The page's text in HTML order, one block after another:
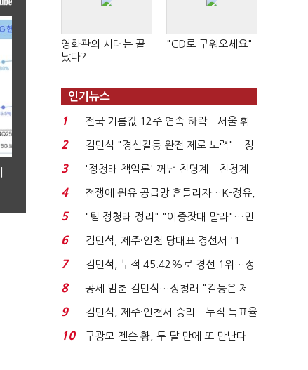
영화관의 시대는 끝
났다?
"CD로 구워오세요"
인기뉴스
1
전국 기름값 12주 연속 하락…서울 휘
발윳값 1909원...
2
김민석 "경선갈등 완전 제로 노력"…정
청래 "반명 공세 사...
3
'정청래 책임론' 꺼낸 친명계…친청계
는 추가투표 때리기...
4
전쟁에 원유 공급망 흔들리자…K-정유,
에너지안보 핵심...
5
"팀 정청래 정리" "이중잣대 말라"…민
주 최고위원 계파 다...
6
김민석, 제주·인천 당대표 경선서 '1
위'(1보)...
7
김민석, 누적 45.42%로 경선 1위…정
청래와 격차 0.86%p(...
8
공세 멈춘 김민석…정청래 "갈등은 제
가 수습"
9
김민석, 제주·인천서 승리…누적 득표율
'1위 탈환'(종합)...
10
구광모-젠슨 황, 두 달 만에 또 만난다…